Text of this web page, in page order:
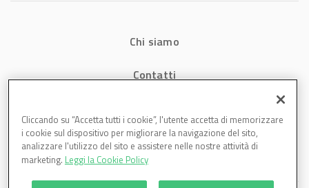
Chi siamo
Contatti
Cookies
Cliccando su “Accetta tutti i cookie”, l'utente accetta di memorizzare
i cookie sul dispositivo per migliorare la navigazione del sito,
analizzare l'utilizzo del sito e assistere nelle nostre attività di
marketing. Leggi la Cookie Policy